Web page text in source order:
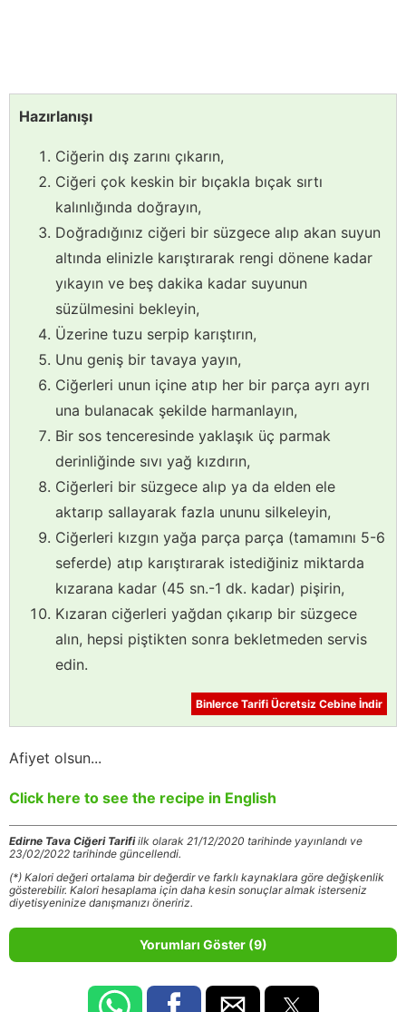
Hazırlanışı
Ciğerin dış zarını çıkarın,
Ciğeri çok keskin bir bıçakla bıçak sırtı
kalınlığında doğrayın,
Doğradığınız ciğeri bir süzgece alıp akan suyun
altında elinizle karıştırarak rengi dönene kadar
yıkayın ve beş dakika kadar suyunun
süzülmesini bekleyin,
Üzerine tuzu serpip karıştırın,
Unu geniş bir tavaya yayın,
Ciğerleri unun içine atıp her bir parça ayrı ayrı
una bulanacak şekilde harmanlayın,
Bir sos tenceresinde yaklaşık üç parmak
derinliğinde sıvı yağ kızdırın,
Ciğerleri bir süzgece alıp ya da elden ele
aktarıp sallayarak fazla ununu silkeleyin,
Ciğerleri kızgın yağa parça parça (tamamını 5-6
seferde) atıp karıştırarak istediğiniz miktarda
kızarana kadar (45 sn.-1 dk. kadar) pişirin,
Kızaran ciğerleri yağdan çıkarıp bir süzgece
alın, hepsi piştikten sonra bekletmeden servis
edin.
Binlerce Tarifi Ücretsiz Cebine İndir
Afiyet olsun...
Click here to see the recipe in English
Edirne Tava Ciğeri Tarifiilk olarak 21/12/2020 tarihinde yayınlandı ve
23/02/2022 tarihinde güncellendi.
(*) Kalori değeri ortalama bir değerdir ve farklı kaynaklara göre değişkenlik
gösterebilir. Kalori hesaplama için daha kesin sonuçlar almak isterseniz
diyetisyeninize danışmanızı öneririz.
Yorumları Göster (9)